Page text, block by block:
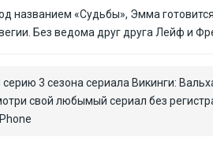
названием «Судьбы», Эмма
Без ведома друг друга Лейф и
3 сезона сериала Викинги:
свой любымый сериал без